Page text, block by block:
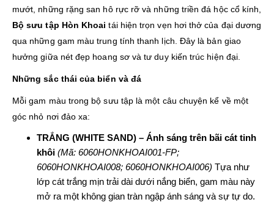
mướt, những rặng san hô rực rỡ và những triền đá hộc cổ kính,
Bộ sưu tập Hòn Khoai tái hiện trọn vẹn hơi thở của đại dương
qua những gam màu trung tính thanh lịch. Đây là bản giao
hưởng giữa nét đẹp hoang sơ và tư duy kiến trúc hiện đại.
Những sắc thái của biển và đá
Mỗi gam màu trong bộ sưu tập là một câu chuyện kể về một
góc nhỏ nơi đảo xa:
TRẮNG (WHITE SAND) – Ánh sáng trên bãi cát tinh
khôi (Mã: 6060HONKHOAI001-FP;
6060HONKHOAI008; 6060HONKHOAI006) Tựa như
lớp cát trắng mịn trải dài dưới nắng biển, gam màu này
mở ra một không gian tràn ngập ánh sáng và sự tự do.